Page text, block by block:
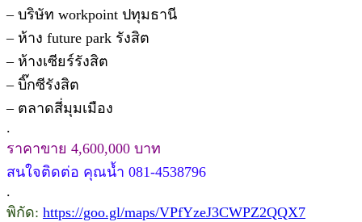
– บริษัท workpoint ปทุมธานี
– ห้าง future park รังสิต
– ห้างเซียร์รังสิต
– บิ๊กซีรังสิต
– ตลาดสี่มุมเมือง
.
ราคาขาย 4,600,000 บาท
สนใจติดต่อ คุณน้ำ 081-4538796
.
พิกัด: https://goo.gl/maps/VPfYzeJ3CWPZ2QQX7